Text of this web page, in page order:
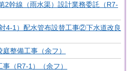
2幹線（雨水渠）設計業務委託（R7-
4-1）配水管布設替工事②下水道改良
整備工事（余フ）
事（R7-1）（余フ）